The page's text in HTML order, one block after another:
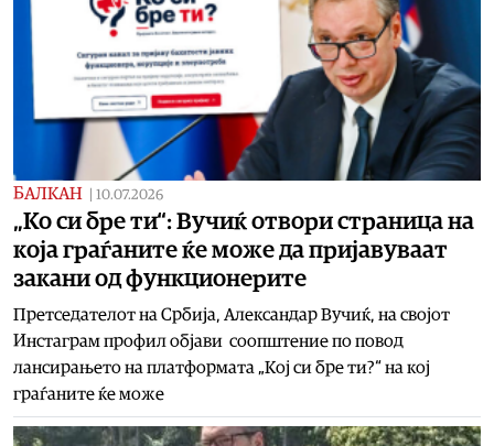
БАЛКАН 10.07.2026
„Ко си бре ти“: Вучиќ отвори страница на
која граѓаните ќе може да пријавуваат
закани од функционерите
Претседателот на Србија, Александар Вучиќ, на својот
Инстаграм профил објави соопштение по повод
лансирањето на платформата „Кој си бре ти?“ на кој
граѓаните ќе може